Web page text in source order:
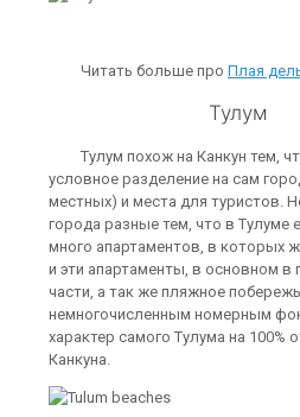
Читать больше про Плая
Тулум
Тулум похож на Канкун тем,
условное разделение на сам
местных) и места для туристов.
города разные тем, что в Тулуме
много апартаментов, в которых
и эти апартаменты, в основном в
части, а так же пляжное
немногочисленным номерным
характер самого Тулума на 100%
Канкуна.